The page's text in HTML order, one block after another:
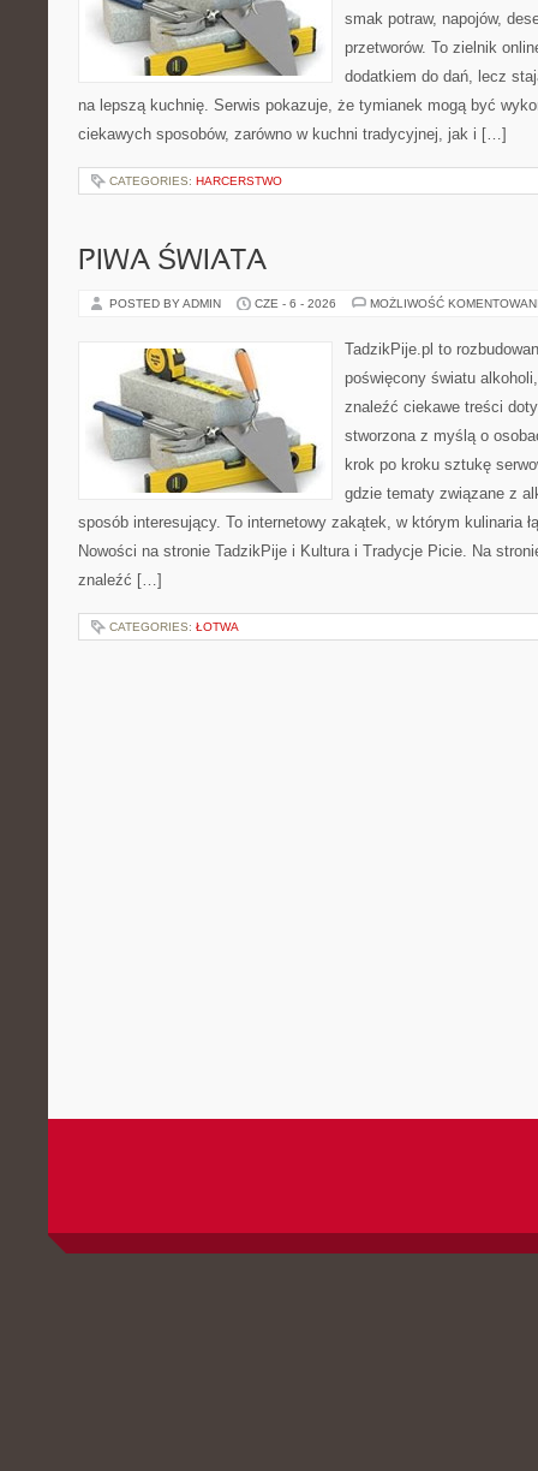
smak potraw, napojów,
przetworów. To zielnik
dodatkiem do dań, lecz
na lepszą kuchnię. Serwis pokazuje, że tymianek mogą być
ciekawych sposobów, zarówno w kuchni tradycyjnej, jak i […]
CATEGORIES: HARCERSTWO
PIWA ŚWIATA
POSTED BY ADMIN CZE - 6 - 2026 MOŻLIWOŚĆ
TadzikPije.pl to
poświęcony światu
znaleźć ciekawe treści
stworzona z myślą o
krok po kroku sztukę
gdzie tematy związane z
sposób interesujący. To internetowy zakątek, w którym kulinaria
Nowości na stronie TadzikPije i Kultura i Tradycje Picie. Na
znaleźć […]
CATEGORIES: ŁOTWA